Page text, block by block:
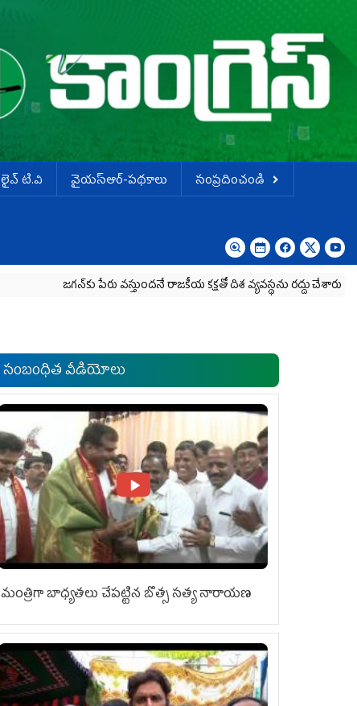
లైవ్ టి.వి వైయస్ఆర్-పథకాలు
సంప్రదించండి
జగన్‌కు పేరు వస్తుందనే రాజకీయ కక్షతో దిశ వ్య‌వ‌స్థ‌ను రద్దు చేశారు
సంబంధిత వీడియోలు
మంత్రిగా బాధ్యతలు చేపట్టిన బొత్స సత్య నారాయణ